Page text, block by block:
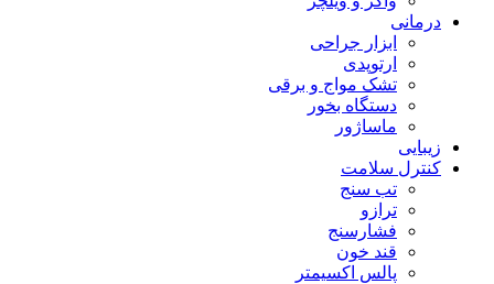
درمانی
ابزار جراحی
ارتوپدی
تشک مواج و برقی
دستگاه بخور
ماساژور
زیبایی
کنترل سلامت
تب سنج
ترازو
فشارسنج
قند خون
پالس اکسیمتر